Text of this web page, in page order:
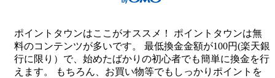
ポイントタウンはここがオススメ！ ポイントタウンは無
料のコンテンツが多いです。 最低換金金額が100円(楽天銀
行に限り）で、始めたばかりの初心者でも簡単に換金を行
えます。 もちろん、お買い物等でもしっかりポイントを